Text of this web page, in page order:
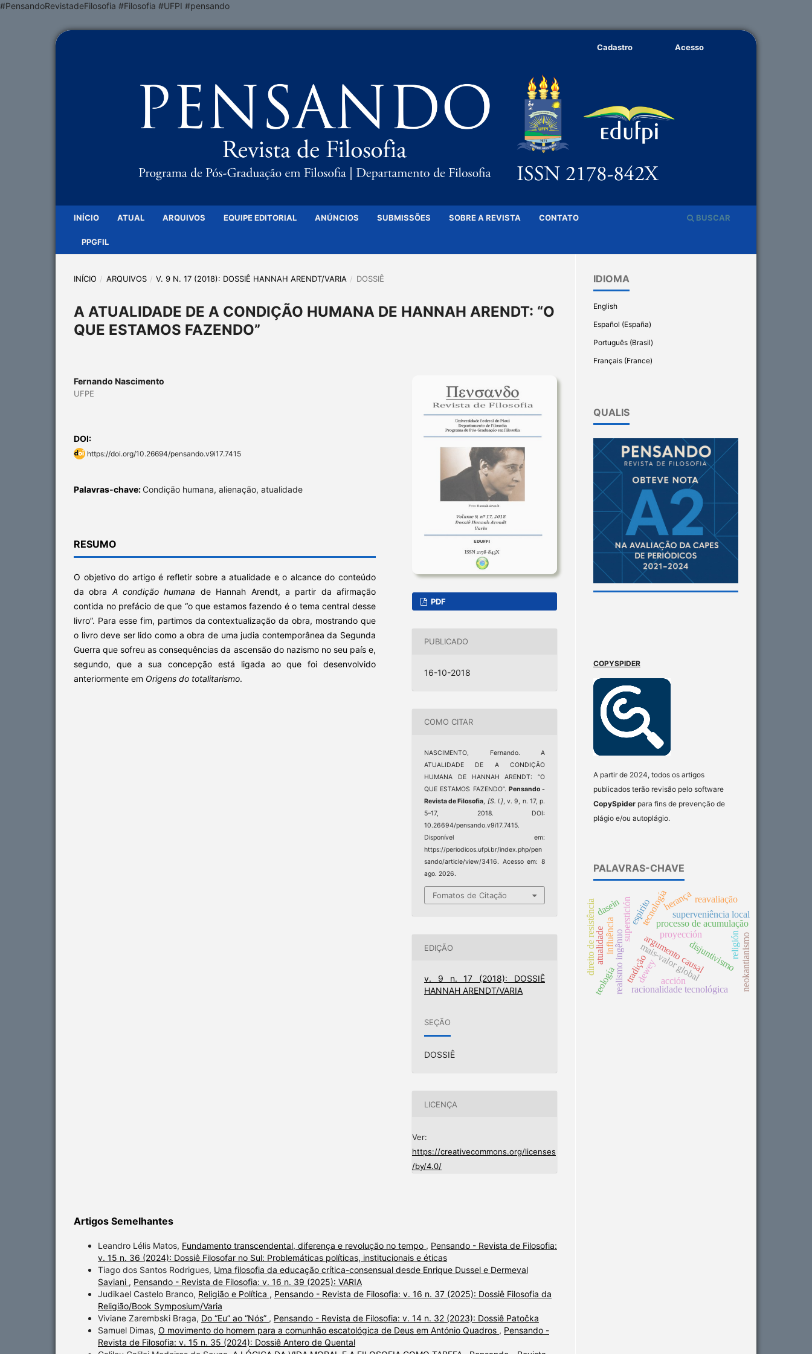
#PensandoRevistadeFilosofia #Filosofia #UFPI #pensando
INÍCIO ATUAL ARQUIVOS EQUIPE EDITORIAL ANÚNCIOS SUBMISSÕES SOBRE A REVISTA CONTATO
PPGFIL
BUSCAR
Cadastro Acesso
INÍCIO / ARQUIVOS / V. 9 N. 17 (2018): DOSSIÊ HANNAH ARENDT/VARIA / DOSSIÊ
A ATUALIDADE DE A CONDIÇÃO HUMANA DE HANNAH ARENDT: “O
QUE ESTAMOS FAZENDO”
Fernando Nascimento
UFPE
DOI:
https://doi.org/10.26694/pensando.v9i17.7415
Palavras-chave: Condição humana, alienação, atualidade
RESUMO
O objetivo do artigo é refletir sobre a atualidade e o alcance do conteúdo
da obra A condição humana de Hannah Arendt, a partir da afirmação
contida no prefácio de que “o que estamos fazendo é o tema central desse
livro”. Para esse fim, partimos da contextualização da obra, mostrando que
o livro deve ser lido como a obra de uma judia contemporânea da Segunda
Guerra que sofreu as consequências da ascensão do nazismo no seu país e,
segundo, que a sua concepção está ligada ao que foi desenvolvido
anteriormente em Origens do totalitarismo.
PDF
PUBLICADO
16-10-2018
COMO CITAR
NASCIMENTO, Fernando. A
ATUALIDADE DE A CONDIÇÃO
HUMANA DE HANNAH ARENDT: “O
QUE ESTAMOS FAZENDO”. Pensando -
Revista de Filosofia, [S. l.], v. 9, n. 17, p.
5–17, 2018. DOI:
10.26694/pensando.v9i17.7415.
Disponível em:
https://periodicos.ufpi.br/index.php/pen
sando/article/view/3416. Acesso em: 8
ago. 2026.
Fomatos de Citação
EDIÇÃO
v. 9 n. 17 (2018): DOSSIÊ
HANNAH ARENDT/VARIA
SEÇÃO
DOSSIÊ
LICENÇA
Ver:
https://creativecommons.org/licenses
/by/4.0/
Artigos Semelhantes
Leandro Lélis Matos, Fundamento transcendental, diferença e revolução no tempo , Pensando - Revista de Filosofia:
v. 15 n. 36 (2024): Dossiê Filosofar no Sul: Problemáticas políticas, institucionais e éticas
Tiago dos Santos Rodrigues, Uma filosofia da educação crítica-consensual desde Enrique Dussel e Dermeval
Saviani , Pensando - Revista de Filosofia: v. 16 n. 39 (2025): VARIA
Judikael Castelo Branco, Religião e Política , Pensando - Revista de Filosofia: v. 16 n. 37 (2025): Dossiê Filosofia da
Religião/Book Symposium/Varia
Viviane Zarembski Braga, Do “Eu” ao “Nós” , Pensando - Revista de Filosofia: v. 14 n. 32 (2023): Dossiê Patočka
Samuel Dimas, O movimento do homem para a comunhão escatológica de Deus em António Quadros , Pensando -
Revista de Filosofia: v. 15 n. 35 (2024): Dossiê Antero de Quental
IDIOMA
English
Español (España)
Português (Brasil)
Français (France)
QUALIS
COPYSPIDER
A partir de 2024, todos os artigos
publicados terão revisão pelo software
CopySpider para fins de prevenção de
plágio e/ou autoplágio.
PALAVRAS-CHAVE
argumento causal
superstición proyección
processo de acumulação
mais-valor global
superveniência local
disjuntivismoreligión
realismo ingênuo racionalidade tecnológica
tecnología
dewey
teología
espirito
influência neokantianismo
dasein herança reavaliação
tradição
direito de resistência
acción
atualidade